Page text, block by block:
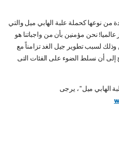
من نوعها كحملة علبة الهابي ميل والتي
نحن مؤمنين بأن من واجباتنا هو
لسبب تطوير جيل الغد تزامناً مع
ودائماً نطمح إلى أن نسلط الضوء على الفئات التى
الهابي ميل"، يرجى